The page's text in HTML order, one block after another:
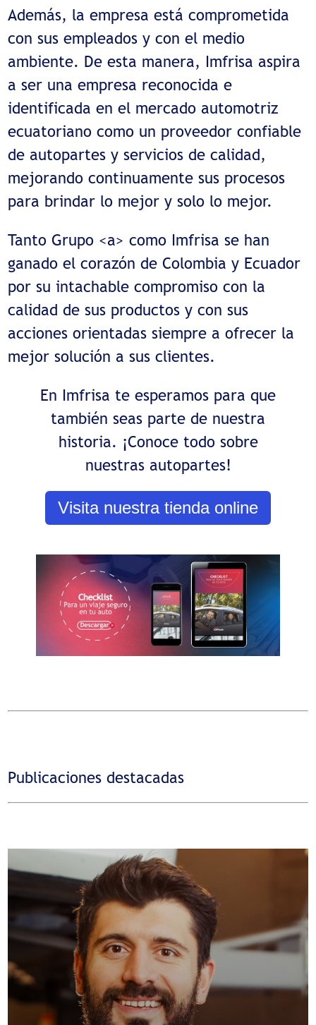
Además, la empresa está comprometida
con sus empleados y con el medio
ambiente. De esta manera, Imfrisa aspira
a ser una empresa reconocida e
identificada en el mercado automotriz
ecuatoriano como un proveedor confiable
de autopartes y servicios de calidad,
mejorando continuamente sus procesos
para brindar lo mejor y solo lo mejor.
Tanto Grupo <a> como Imfrisa se han
ganado el corazón de Colombia y Ecuador
por su intachable compromiso con la
calidad de sus productos y con sus
acciones orientadas siempre a ofrecer la
mejor solución a sus clientes.
En Imfrisa te esperamos para que
también seas parte de nuestra
historia. ¡Conoce todo sobre
nuestras autopartes!
Visita nuestra tienda online
Publicaciones destacadas